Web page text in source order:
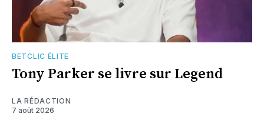
BETCLIC ÉLITE
Tony Parker se livre sur Legend
LA RÉDACTION
7 août 2026